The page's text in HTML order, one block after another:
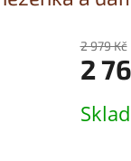
2 979 Kč
2
cena: